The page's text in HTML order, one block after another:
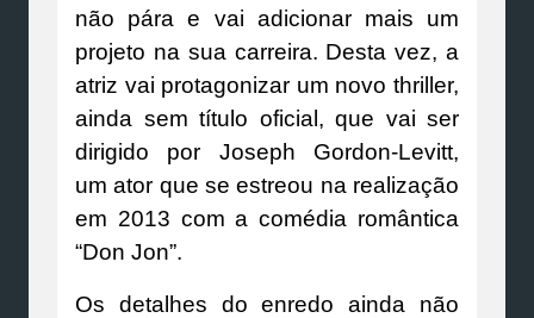
não pára e vai adicionar mais um
projeto na sua carreira. Desta vez, a
atriz vai protagonizar um novo thriller,
ainda sem título oficial, que vai ser
dirigido por Joseph Gordon-Levitt,
um ator que se estreou na realização
em 2013 com a comédia romântica
“Don Jon”.
Os detalhes do enredo ainda não